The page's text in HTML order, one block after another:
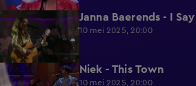
1:51 Janna Baerends - I
10 mei 2025, 20:00
1:39 Niek - This Town
10 mei 2025, 20:00